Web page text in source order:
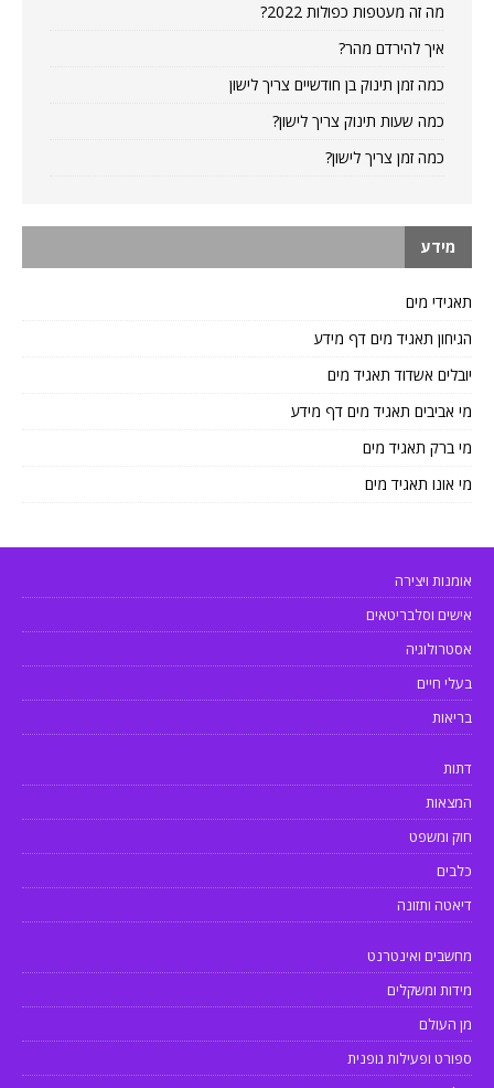
מה זה מעטפות כפולות 2022?
איך להירדם מהר?
כמה זמן תינוק בן חודשיים צריך לישון
כמה שעות תינוק צריך לישון?
כמה זמן צריך לישון?
מידע
תאגידי מים
הגיחון תאגיד מים דף מידע
יובלים אשדוד תאגיד מים
מי אביבים תאגיד מים דף מידע
מי ברק תאגיד מים
מי אונו תאגיד מים
אומנות ויצירה
אישים וסלבריטאים
אסטרולוגיה
בעלי חיים
בריאות
דתות
המצאות
חוק ומשפט
כלבים
דיאטה ותזונה
מחשבים ואינטרנט
מידות ומשקלים
מן העולם
ספורט ופעילות גופנית